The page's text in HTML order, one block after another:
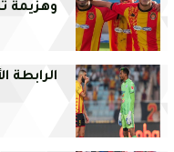
وهزيمة
الرابطة